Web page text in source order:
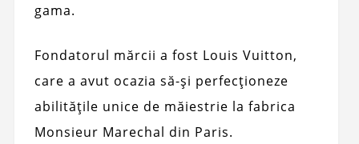
gama.
Fondatorul mărcii a fost Louis Vuitton,
care a avut ocazia să-și perfecționeze
abilitățile unice de măiestrie la fabrica
Monsieur Marechal din Paris.